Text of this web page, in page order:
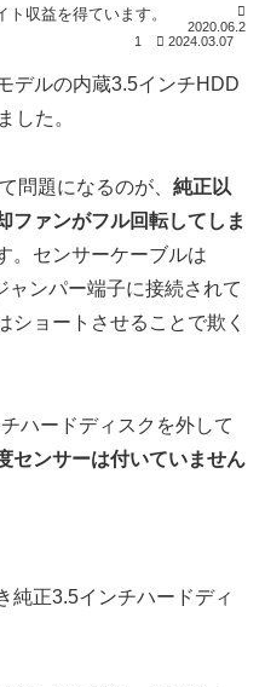
2020.06.2
1
2024.03.07
デルの内蔵3.5インチHDD
した。
問題になるのが、 純正以
ファンがフル回転してしま
。センサーケーブルは
ャンパー端子に接続されて
ショートさせることで欺く
ハードディスクを外して
センサーは付いていません
純正3.5インチハードディ